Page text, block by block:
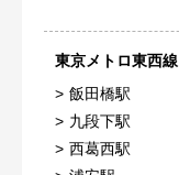
東京メトロ東西線
飯田橋駅
九段下駅
西葛西駅